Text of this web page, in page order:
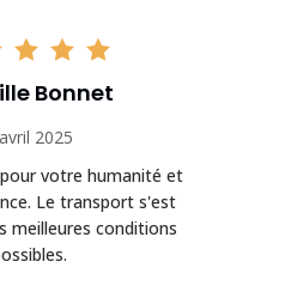
Bonnet
2025
votre humanité et
Le transport s'est
meilleures conditions